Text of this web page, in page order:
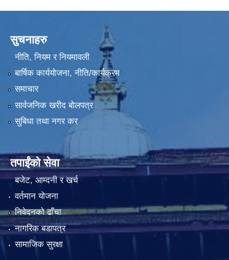
सुचनाहरु
नीति, नियम र नियमावली
बार्षिक कार्ययोजना, नीति/कार्यक्रम
समाचार
सार्वजनिक खरीद बोलपत्र
सुबिधा तथा नगर कर
तपाईंको सेवा
बजेट, आम्दनी र खर्च
वर्तमान योजना
निवेदनको ढाँचा
नागरिक बडापत्र
सामाजिक सुरक्षा